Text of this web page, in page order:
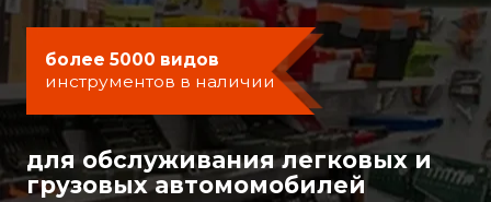
более 5000 видов
инструментов в наличии
для обслуживания легковых и
грузовых автомомобилей